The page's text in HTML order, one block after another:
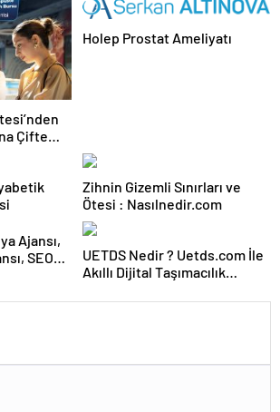
Çifte
ve
Holep Prostat Ameliyatı
Zihnin Gizemli Sınırları ve
Ötesi : Nasılnedir.com
SEO
UETDS Nedir ? Uetds.com İle
Akıllı Dijital Taşımacılık